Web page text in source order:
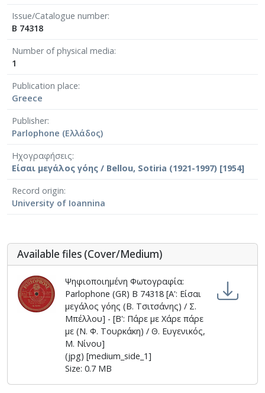
Issue/Catalogue number
Β 74318
Number of physical media
1
Publication place
Greece
Publisher
Parlophone (Ελλάδος)
Ηχογραφήσεις
Είσαι μεγάλος γόης / Bellou, Sotiria (1921-1997) [1954]
Record origin
University of Ioannina
Αvailable files (Cover/Medium)
Ψηφιοποιημένη Φωτογραφία:
Parlophone (GR) Β 74318 [Α': Είσαι
μεγάλος γόης (Β. Τσιτσάνης) / Σ.
Μπέλλου] - [Β': Πάρε με Χάρε πάρε
με (Ν. Φ. Τουρκάκη) / Θ. Ευγενικός,
Μ. Νίνου]
(jpg) [medium_side_1]
Size: 0.7 MB